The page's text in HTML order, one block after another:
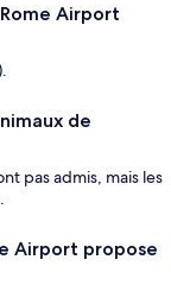
Airport
de
pas admis, mais les
Airport propose